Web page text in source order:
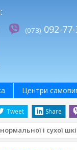
(073) 092-
Tweet Share
Центри
і сухої